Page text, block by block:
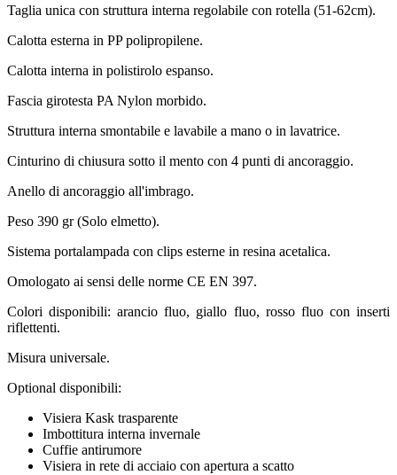
Taglia unica con struttura interna regolabile con rotella (51-62cm).
Calotta esterna in PP polipropilene.
Calotta interna in polistirolo espanso.
Fascia girotesta PA Nylon morbido.
Struttura interna smontabile e lavabile a mano o in lavatrice.
Cinturino di chiusura sotto il mento con 4 punti di ancoraggio.
Anello di ancoraggio all'imbrago.
Peso 390 gr (Solo elmetto).
Sistema portalampada con clips esterne in resina acetalica.
Omologato ai sensi delle norme CE EN 397.
Colori disponibili: arancio fluo, giallo fluo, rosso fluo con inserti
riflettenti.
Misura universale.
Optional disponibili:
Visiera Kask trasparente
Imbottitura interna invernale
Cuffie antirumore
Visiera in rete di acciaio con apertura a scatto